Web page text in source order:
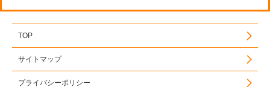
TOP
サイトマップ
プライバシーポリシー